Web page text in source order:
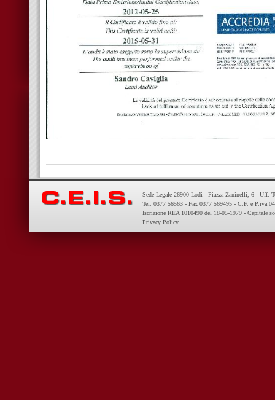
Sede Legale 26900 Lodi - Piazza Zaninelli, 6 - Uff.
Tel. 0377 56563 - Fax 0377 569495 - C.F. e P.iva
Iscrizione REA 1010490 del 18-05-1979 - Capitale
Privacy Policy